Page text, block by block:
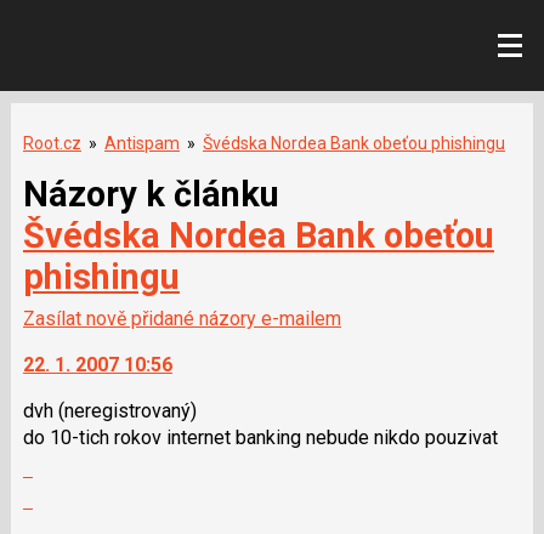
Root.cz » Antispam » Švédska Nordea Bank obeťou phishingu
Názory k článku
Švédska Nordea Bank obeťou
phishingu
Zasílat nově přidané názory e-mailem
22. 1. 2007 10:56
dvh (neregistrovaný)
do 10-tich rokov internet banking nebude nikdo pouzivat